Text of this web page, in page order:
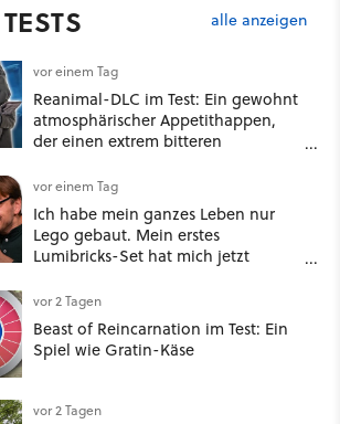
alle anzeigen
vor einem Tag
Reanimal-DLC im Test: Ein gewohnt
atmosphärischer Appetithappen,
der einen extrem bitteren
vor einem Tag
Ich habe mein ganzes Leben nur
Lego gebaut. Mein erstes
Lumibricks-Set hat mich jetzt
Stack im Test
vor 2 Tagen
Beast of Reincarnation im Test: Ein
Spiel wie Gratin-Käse
vor 2 Tagen